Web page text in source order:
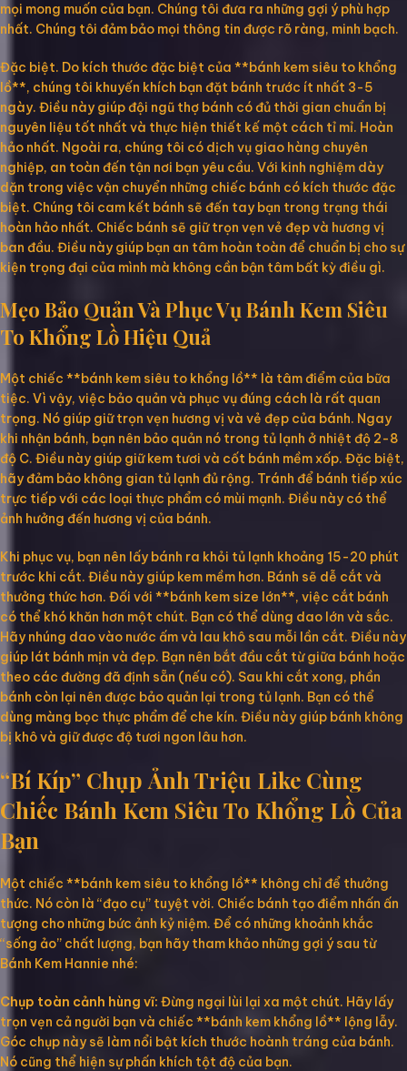
mọi mong muốn của bạn. Chúng tôi đưa ra những gợi ý phù hợp
nhất. Chúng tôi đảm bảo mọi thông tin được rõ ràng, minh bạch.
Đặc biệt. Do kích thước đặc biệt của **bánh kem siêu to khổng
lồ**, chúng tôi khuyến khích bạn đặt bánh trước ít nhất 3-5
ngày. Điều này giúp đội ngũ thợ bánh có đủ thời gian chuẩn bị
nguyên liệu tốt nhất và thực hiện thiết kế một cách tỉ mỉ. Hoàn
hảo nhất. Ngoài ra, chúng tôi có dịch vụ giao hàng chuyên
nghiệp, an toàn đến tận nơi bạn yêu cầu. Với kinh nghiệm dày
dặn trong việc vận chuyển những chiếc bánh có kích thước đặc
biệt. Chúng tôi cam kết bánh sẽ đến tay bạn trong trạng thái
hoàn hảo nhất. Chiếc bánh sẽ giữ trọn vẹn vẻ đẹp và hương vị
ban đầu. Điều này giúp bạn an tâm hoàn toàn để chuẩn bị cho sự
kiện trọng đại của mình mà không cần bận tâm bất kỳ điều gì.
Mẹo Bảo Quản Và Phục Vụ Bánh Kem Siêu
To Khổng Lồ Hiệu Quả
Một chiếc **bánh kem siêu to khổng lồ** là tâm điểm của bữa
tiệc. Vì vậy, việc bảo quản và phục vụ đúng cách là rất quan
trọng. Nó giúp giữ trọn vẹn hương vị và vẻ đẹp của bánh. Ngay
khi nhận bánh, bạn nên bảo quản nó trong tủ lạnh ở nhiệt độ 2-8
độ C. Điều này giúp giữ kem tươi và cốt bánh mềm xốp. Đặc biệt,
hãy đảm bảo không gian tủ lạnh đủ rộng. Tránh để bánh tiếp xúc
trực tiếp với các loại thực phẩm có mùi mạnh. Điều này có thể
ảnh hưởng đến hương vị của bánh.
Khi phục vụ, bạn nên lấy bánh ra khỏi tủ lạnh khoảng 15-20 phút
trước khi cắt. Điều này giúp kem mềm hơn. Bánh sẽ dễ cắt và
thưởng thức hơn. Đối với **bánh kem size lớn**, việc cắt bánh
có thể khó khăn hơn một chút. Bạn có thể dùng dao lớn và sắc.
Hãy nhúng dao vào nước ấm và lau khô sau mỗi lần cắt. Điều này
giúp lát bánh mịn và đẹp. Bạn nên bắt đầu cắt từ giữa bánh hoặc
theo các đường đã định sẵn (nếu có). Sau khi cắt xong, phần
bánh còn lại nên được bảo quản lại trong tủ lạnh. Bạn có thể
dùng màng bọc thực phẩm để che kín. Điều này giúp bánh không
bị khô và giữ được độ tươi ngon lâu hơn.
“Bí Kíp” Chụp Ảnh Triệu Like Cùng
Chiếc Bánh Kem Siêu To Khổng Lồ Của
Bạn
Một chiếc **bánh kem siêu to khổng lồ** không chỉ để thưởng
thức. Nó còn là “đạo cụ” tuyệt vời. Chiếc bánh tạo điểm nhấn ấn
tượng cho những bức ảnh kỷ niệm. Để có những khoảnh khắc
“sống ảo” chất lượng, bạn hãy tham khảo những gợi ý sau từ
Bánh Kem Hannie nhé:
Chụp toàn cảnh hùng vĩ: Đừng ngại lùi lại xa một chút. Hãy lấy
trọn vẹn cả người bạn và chiếc **bánh kem khổng lồ** lộng lẫy.
Góc chụp này sẽ làm nổi bật kích thước hoành tráng của bánh.
Nó cũng thể hiện sự phấn khích tột độ của bạn.